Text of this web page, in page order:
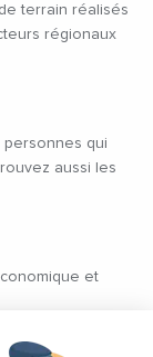
terrain réalisés
régionaux
personnes qui
aussi les
et